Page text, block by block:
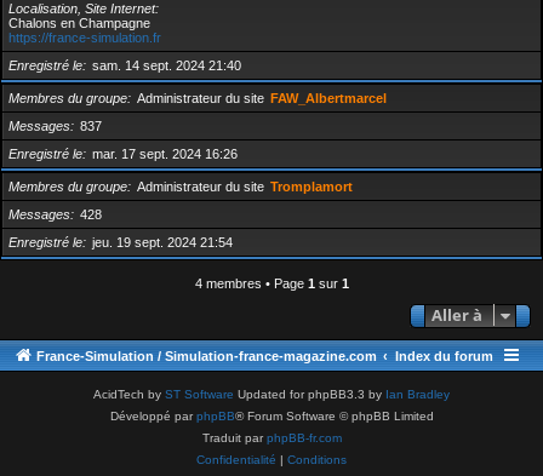
Localisation, Site Internet
Chalons en Champagne
https://france-simulation.fr
Enregistré le
sam. 14 sept. 2024 21:40
Membres du groupe Administrateur du site FAW_Albertmarcel
Messages
837
Enregistré le
mar. 17 sept. 2024 16:26
Membres du groupe Administrateur du site Tromplamort
Messages
428
Enregistré le
jeu. 19 sept. 2024 21:54
4 membres • Page 1 sur 1
Aller à
France-Simulation / Simulation-france-magazine.com Index du forum
AcidTech by ST Software Updated for phpBB3.3 by Ian Bradley
Développé parphpBB® Forum Software © phpBB Limited
Traduit parphpBB-fr.com
Confidentialité | Conditions